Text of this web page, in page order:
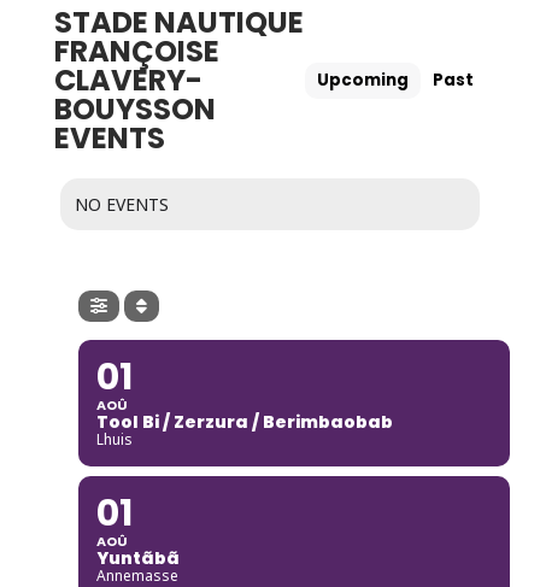
STADE NAUTIQUE
FRANÇOISE
CLAVERY-
BOUYSSON
EVENTS
Upcoming Past
NO EVENTS
01
AOÛ
Tool Bi / Zerzura / Berimbaobab
Lhuis
01
AOÛ
Yuntãbã
Annemasse